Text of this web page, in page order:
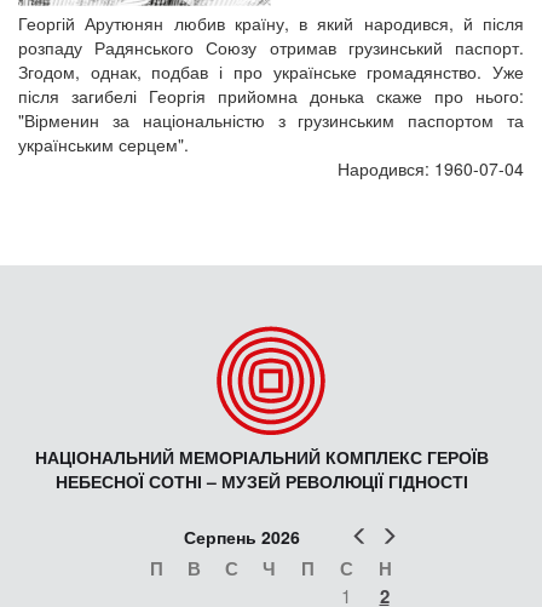
Георгій Арутюнян любив країну, в який народився, й після
розпаду Радянського Союзу отримав грузинський паспорт.
Згодом, однак, подбав і про українське громадянство. Уже
після загибелі Георгія прийомна донька скаже про нього:
"Вірменин за національністю з грузинським паспортом та
українським серцем".
Народився: 1960-07-04
НАЦІОНАЛЬНИЙ МЕМОРІАЛЬНИЙ КОМПЛЕКС ГЕРОЇВ
НЕБЕСНОЇ СОТНІ – МУЗЕЙ РЕВОЛЮЦІЇ ГІДНОСТІ
Попер
Серпень 2026
П В С Ч П С Н
1 2